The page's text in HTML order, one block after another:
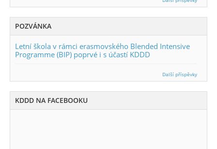
POZVÁNKA
Letní škola v rámci erasmovského Blended Intensive
Programme (BIP) poprvé i s účastí KDDD
Další příspěvky
KDDD NA FACEBOOKU